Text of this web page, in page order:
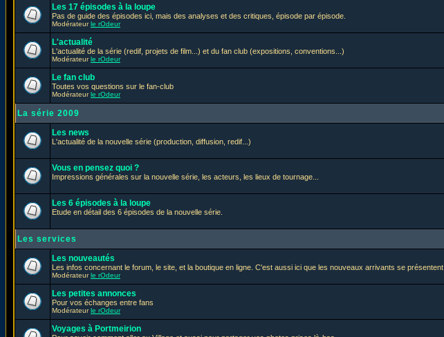
Les 17 épisodes à la loupe
Pas de guide des épisodes ici, mais des analyses et des critiques, épisode par épisode.
Modérateurle rOdeur
L'actualité
L'actualité de la série (redif, projets de film...) et du fan club (expositions, conventions...)
Modérateurle rOdeur
Le fan club
Toutes vos questions sur le fan-club
Modérateurle rOdeur
La série 2009
Les news
L'actualité de la nouvelle série (production, diffusion, redif...)
Vous en pensez quoi ?
Impressions générales sur la nouvelle série, les acteurs, les lieux de tournage...
Les 6 épisodes à la loupe
Etude en détail des 6 épisodes de la nouvelle série.
Les services
Les nouveautés
Les infos concernant le forum, le site, et la boutique en ligne. C'est aussi ici que les nouveaux arrivants se présentent.
Modérateurle rOdeur
Les petites annonces
Pour vos échanges entre fans
Modérateurle rOdeur
Voyages à Portmeirion